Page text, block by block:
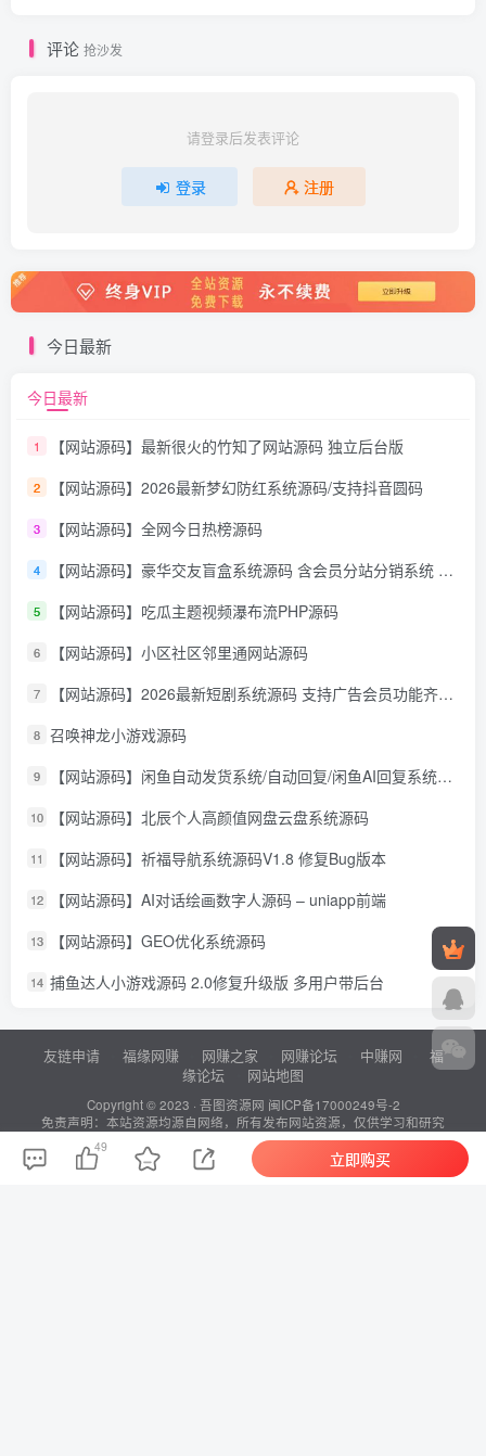
评论 抢沙发
请登录后发表评论
登录 注册
今日最新
今日最新
1 【网站源码】最新很火的竹知了网站源码 独立后台版
2 【网站源码】2026最新梦幻防红系统源码/支持抖音圆码
3 【网站源码】全网今日热榜源码
4 【网站源码】豪华交友盲盒系统源码 含会员分站分销系统 可易支付
5 【网站源码】吃瓜主题视频瀑布流PHP源码
6 【网站源码】小区社区邻里通网站源码
7 【网站源码】2026最新短剧系统源码 支持广告会员功能齐全短剧源码
8 召唤神龙小游戏源码
9 【网站源码】闲鱼自动发货系统/自动回复/闲鱼AI回复系统源码
10 【网站源码】北辰个人高颜值网盘云盘系统源码
11 【网站源码】祈福导航系统源码V1.8 修复Bug版本
12 【网站源码】AI对话绘画数字人源码 – uniapp前端
13 【网站源码】GEO优化系统源码
14 捕鱼达人小游戏源码 2.0修复升级版 多用户带后台
友链申请 福缘网赚 网赚之家 网赚论坛 中赚网
福
缘论坛
网站地图
Copyright © 2023 · 吾图资源网 闽ICP备17000249号-2
免责声明：本站资源均源自网络，所有发布网站资源，仅供学习和研究
使用！本站内容由互联网用户自发分享，本站仅做收集整理，本站仅提
供信息存储空间服务，不拥有所有权，不承担相关法律责任。如发现本
站有涉嫌抄袭侵权/违法违规的内容， 请底部联系方式私聊，一经查实，
49
立即购买